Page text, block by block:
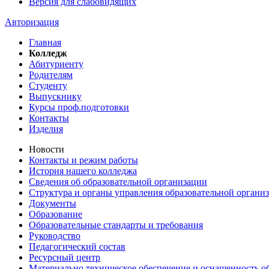
Авторизация
Главная
Колледж
Абитуриенту
Родителям
Студенту
Выпускнику
Курсы проф.подготовки
Контакты
Изделия
Новости
Контакты и режим работы
История нашего колледжа
Сведения об образовательной организации
Структура и органы управления образовательной
Документы
Образование
Образовательные стандарты и требования
Руководство
Педагогический состав
Ресурсный центр